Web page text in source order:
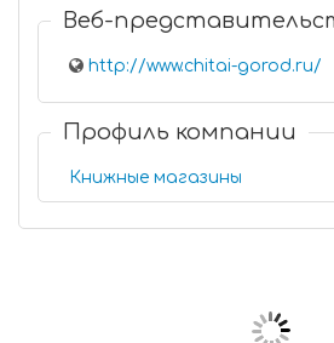
Веб-
http://www.chitai-gorod.ru/
Профиль компании
Книжные магазины